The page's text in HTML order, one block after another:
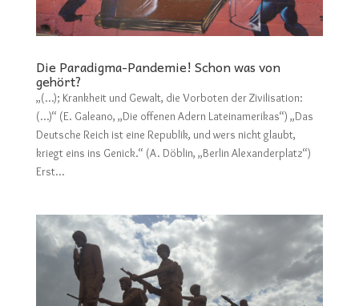
Die Paradigma-Pandemie! Schon was von
gehört?
„(…); Krankheit und Gewalt, die Vorboten der Zivilisation:
(…)“ (E. Galeano, „Die offenen Adern Lateinamerikas“) „Das
Deutsche Reich ist eine Republik, und wers nicht glaubt,
kriegt eins ins Genick.“ (A. Döblin, „Berlin Alexanderplatz“)
Erst...